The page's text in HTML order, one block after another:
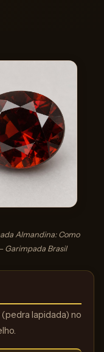
Almandina: Como
Garimpada Brasil
lapidada) no